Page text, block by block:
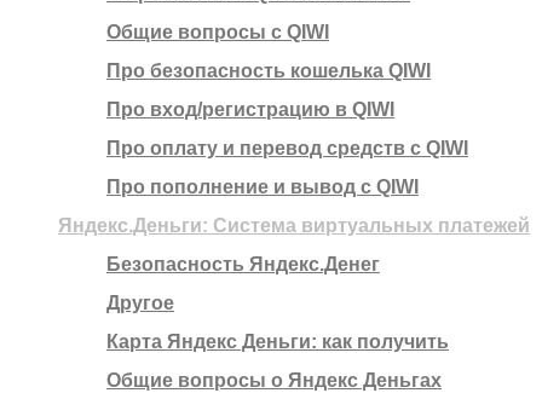
Общие вопросы с QIWI
Про безопасность кошелька QIWI
Про вход/регистрацию в QIWI
Про оплату и перевод средств c QIWI
Про пополнение и вывод с QIWI
Яндекс.Деньги: Система виртуальных платежей
Безопасность Яндекс.Денег
Другое
Карта Яндекс Деньги: как получить
Общие вопросы о Яндекс Деньгах